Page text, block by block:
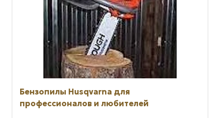
Бензопилы Husqvarna для
профессионалов и любителей